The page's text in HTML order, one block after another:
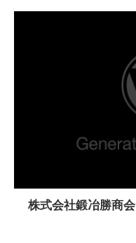
株式会社鍛冶勝商会